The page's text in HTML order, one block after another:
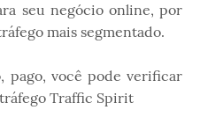
seu negócio online, por
mais segmentado.
pago, você pode verificar
Traffic Spirit